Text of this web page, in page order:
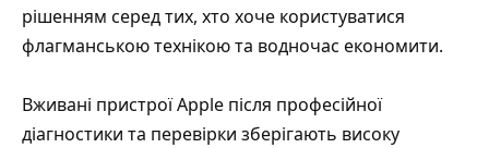
рішенням серед тих, хто хоче користуватися
флагманською технікою та водночас економити.
Вживані пристрої Apple після професійної
діагностики та перевірки зберігають високу